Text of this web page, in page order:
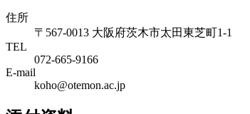
住所
〒567-0013 大阪府茨木市太田東芝町1-1
TEL
072-665-9166
E-mail
koho@otemon.ac.jp